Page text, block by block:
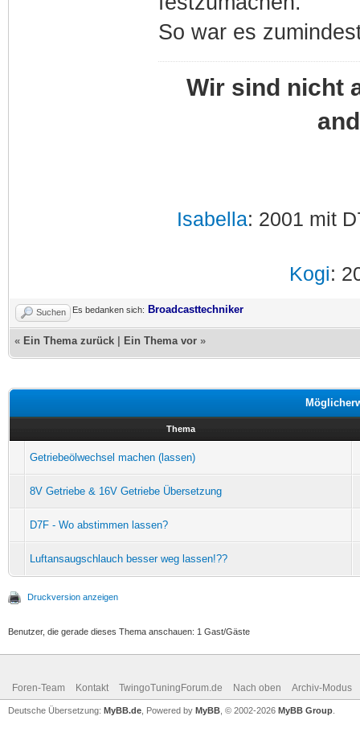
So war es
Wir sind nicht
Isabella: 2001 mit
Kogi:
Suchen Es bedanken sich: Broadcasttechniker
« Ein Thema zurück Ein Thema vor »
Thema
Getriebeölwechsel machen (lassen)
8V Getriebe & 16V Getriebe Übersetzung
D7F - Wo abstimmen lassen?
Luftansaugschlauch besser weg lassen!??
Druckversion anzeigen
Benutzer, die gerade dieses Thema anschauen: 1 Gast/Gäste
Foren-Team Kontakt TwingoTuningForum.de Nach oben Archiv-Modus
Deutsche Übersetzung: MyBB.de , Powered by MyBB , © 2002-2026 MyBB Group